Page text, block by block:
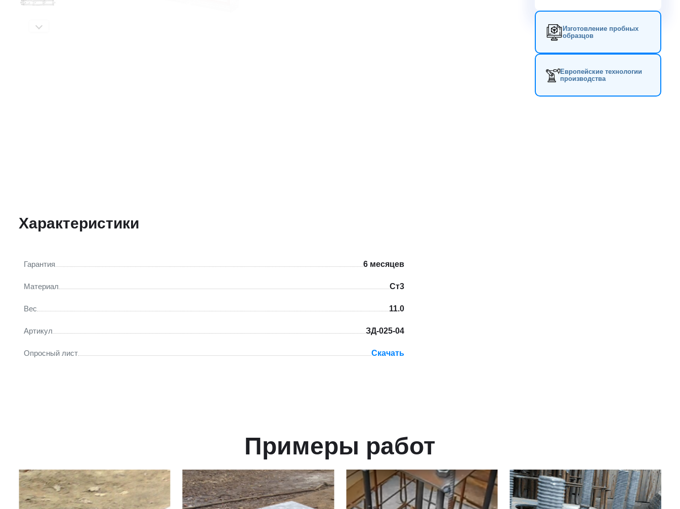
Изготовление пробных
образцов
Европейские технологии
производства
Характеристики
Гарантия 6 месяцев
Материал Ст3
Вес 11.0
Артикул ЗД-025-04
Опросный лист Скачать
Примеры работ